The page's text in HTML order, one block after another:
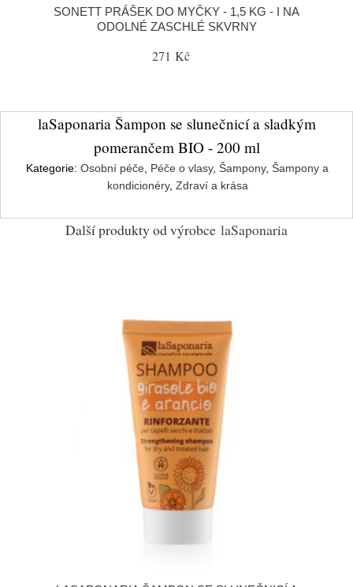
SONETT PRÁŠEK DO MYČKY - 1,5 KG - I NA
ODOLNÉ ZASCHLÉ SKVRNY
271 Kč
laSaponaria Šampon se slunečnicí a sladkým
pomerančem BIO - 200 ml
Kategorie: Osobní péče Péče o vlasy, Šampony, Šampony a
kondicionéry, Zdraví a krása
Další produkty od výrobce laSaponaria